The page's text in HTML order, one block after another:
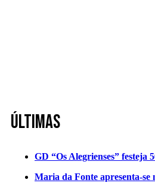
Últimas
GD “Os Alegrienses” festeja
Maria da Fonte apresenta-se